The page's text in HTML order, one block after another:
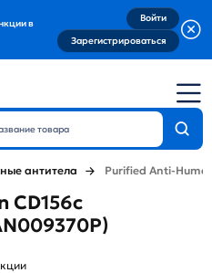
в
Войти
Зарегистрироваться
антитела Purified Anti-
CD156c